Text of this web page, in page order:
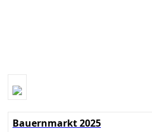
Bauernmarkt 2025